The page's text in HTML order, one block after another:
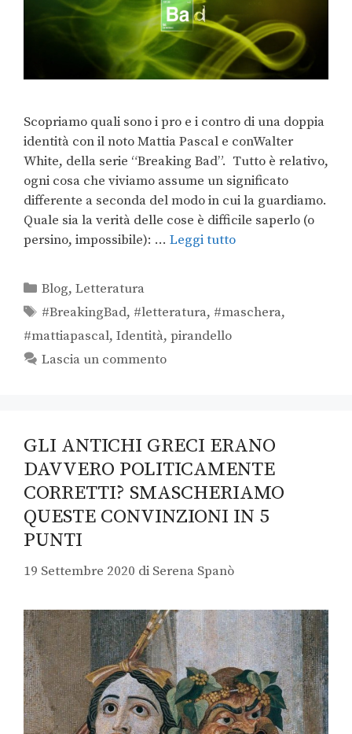
Scopriamo quali sono i pro e i contro di una doppia
identità con il noto Mattia Pascal e conWalter
White, della serie “Breaking Bad”. Tutto è relativo,
ogni cosa che viviamo assume un significato
differente a seconda del modo in cui la guardiamo.
Quale sia la verità delle cose è difficile saperlo (o
persino, impossibile): … Leggi tutto
Blog,Letteratura
#BreakingBad, #letteratura, #maschera,
#mattiapascal, Identità, pirandello
Lascia un commento
GLI ANTICHI GRECI ERANO
DAVVERO POLITICAMENTE
CORRETTI? SMASCHERIAMO
QUESTE CONVINZIONI IN 5
PUNTI
19 Settembre 2020 di Serena Spanò